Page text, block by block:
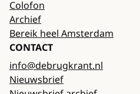
Colofon
Archief
Bereik heel Amsterdam
CONTACT
info@debrugkrant.nl
Nieuwsbrief